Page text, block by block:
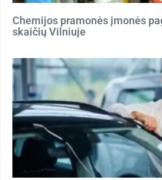
Chemijos pramonės įmonės
skaičių Vilniuje